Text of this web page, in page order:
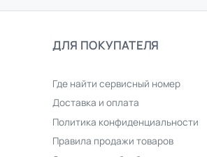
ДЛЯ ПОКУПАТЕЛЯ
Где найти сервисный номер
Доставка и оплата
Политика конфиденциальности
Правила продажи товаров